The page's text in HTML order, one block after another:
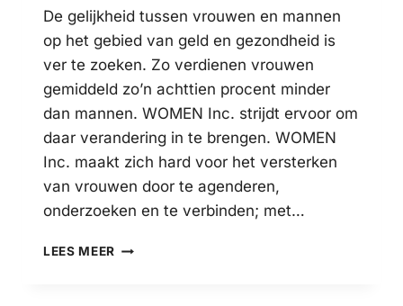
De gelijkheid tussen vrouwen en mannen
op het gebied van geld en gezondheid is
ver te zoeken. Zo verdienen vrouwen
gemiddeld zo’n achttien procent minder
dan mannen. WOMEN Inc. strijdt ervoor om
daar verandering in te brengen. WOMEN
Inc. maakt zich hard voor het versterken
van vrouwen door te agenderen,
onderzoeken en te verbinden; met…
LEES MEER “WE